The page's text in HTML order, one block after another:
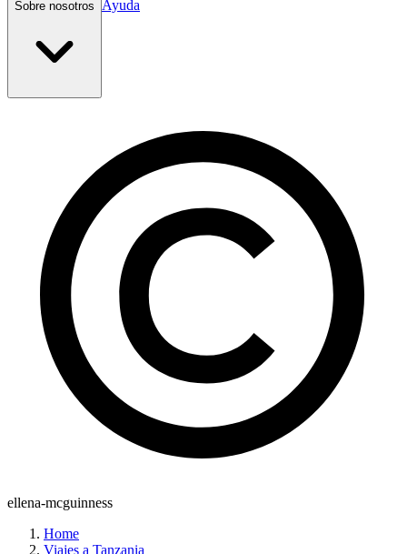
Sobre nosotros Ayuda
ellena-mcguinness
Home
Viajes a Tanzania